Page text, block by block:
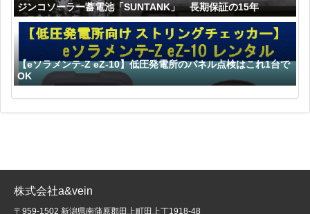
ジンコソーラー蓄電池「SUNTANK」 長期保証の15年
【eソラメンテ-Z eZ-10】低圧発電所のパネル点検はこれ1台で
OK
株式会社a&vein
〒959-1502 新潟県南蒲原郡田上町田上丁1918-48